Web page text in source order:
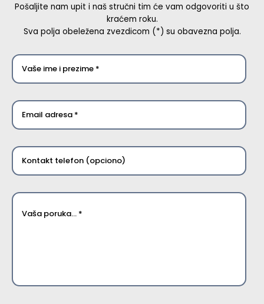
Pošaljite nam upit i naš stručni tim će vam odgovoriti u što
kraćem roku.
Sva polja obeležena zvezdicom (*) su obavezna polja.
Vaše
ime
*
Email
*
Kontakt
telefon
Poruka *